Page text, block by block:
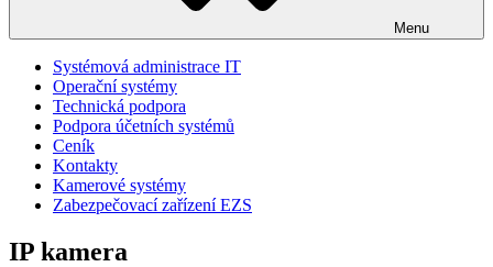
Menu
Systémová administrace IT
Operační systémy
Technická podpora
Podpora účetních systémů
Ceník
Kontakty
Kamerové systémy
Zabezpečovací zařízení EZS
IP kamera